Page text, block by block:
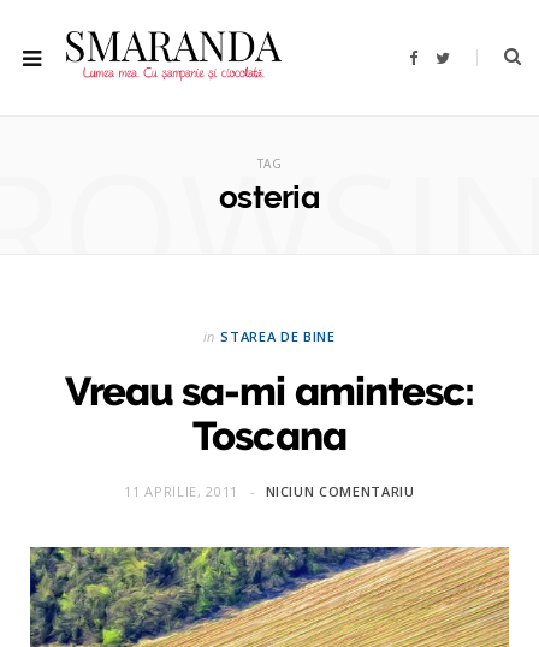
F
T
TAG
osteria
in STAREA DE BINE
Vreau sa-mi amintesc:
Toscana
11 APRILIE, 2011 NICIUN COMENTARIU